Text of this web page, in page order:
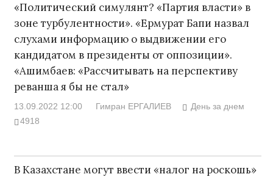
«Политический симулянт? «Партия власти» в
зоне турбулентности». «Ермурат Бапи назвал
слухами информацию о выдвижении его
кандидатом в президенты от оппозиции».
«Ашимбаев: «Рассчитывать на перспективу
реванша я бы не стал»
13.09.2022 12:00 Гимран ЕРГАЛИЕВ
День за днем
4918
В Казахстане могут ввести «налог на роскошь»